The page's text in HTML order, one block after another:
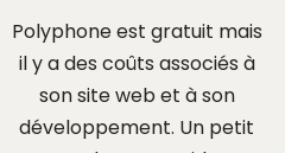
Polyphone est gratuit mais
il y a des coûts associés à
son site web et à son
développement. Un petit